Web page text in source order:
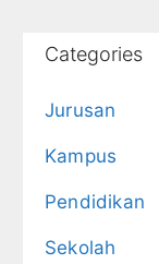
Categories
Jurusan
Kampus
Pendidikan
Sekolah